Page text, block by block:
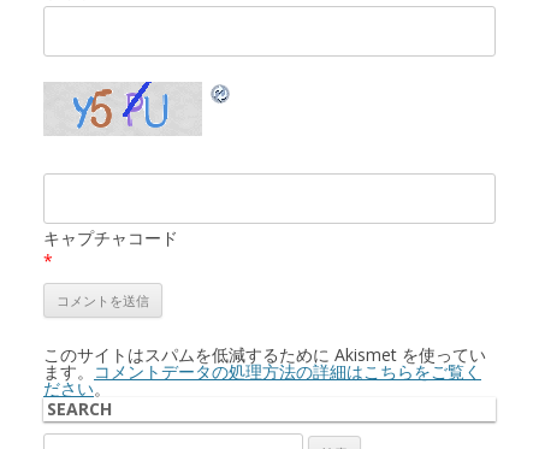
キャプチャコード
*
このサイトはスパムを低減するために Akismet を使ってい
ます。 コメントデータの処理方法の詳細はこちらをご覧く
ださい。
SEARCH